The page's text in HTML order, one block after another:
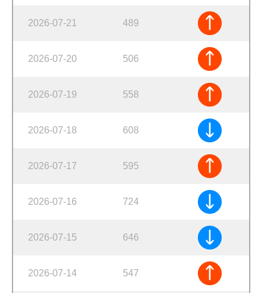
2026-07-21 489
2026-07-20 506
2026-07-19 558
2026-07-18 608
2026-07-17 595
2026-07-16 724
2026-07-15 646
2026-07-14 547